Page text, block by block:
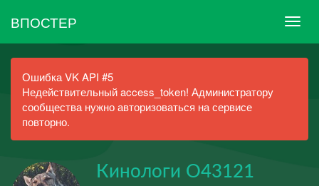
ВПОСТЕР
Ошибка VK API #5
Недействительный access_token! Администратору
сообщества нужно авторизоваться на сервисе
повторно.
Кинологи О43121